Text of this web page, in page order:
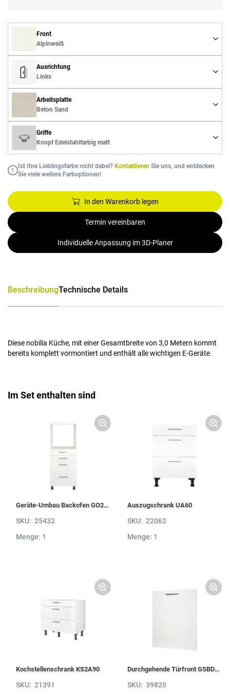
Front
Alpinweiß
Ausrichtung
Links
Arbeitsplatte
Beton Sand
Griffe
Knopf Edelstahlfarbig matt
Ist Ihre Lieblingsfarbe nicht dabei? Kontaktieren Sie uns, und entdecken
Sie viele weitere Farboptionen!
In den Warenkorb legen
Termin vereinbaren
Individuelle Anpassung im 3D-Planer
BeschreibungTechnische Details
Diese nobilia Küche, mit einer Gesamtbreite von 3,0 Metern kommt
bereits komplett vormontiert und enthält alle wichtigen E-Geräte
Im Set enthalten sind
Geräte-Umbau Backofen GO2S2A
SKU: 25432
Menge: 1
Auszugschrank UA60
SKU: 22062
Menge: 1
Kochstellenschrank KS2A90
SKU: 21391
Durchgehende Türfront GSBD45-I
SKU: 39820